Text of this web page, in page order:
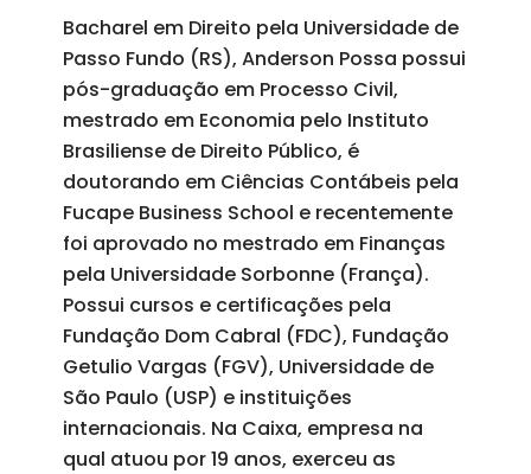
Bacharel em Direito pela Universidade de
Passo Fundo (RS), Anderson Possa possui
pós-graduação em Processo Civil,
mestrado em Economia pelo Instituto
Brasiliense de Direito Público, é
doutorando em Ciências Contábeis pela
Fucape Business School e recentemente
foi aprovado no mestrado em Finanças
pela Universidade Sorbonne (França).
Possui cursos e certificações pela
Fundação Dom Cabral (FDC), Fundação
Getulio Vargas (FGV), Universidade de
São Paulo (USP) e instituições
internacionais. Na Caixa, empresa na
qual atuou por 19 anos, exerceu as